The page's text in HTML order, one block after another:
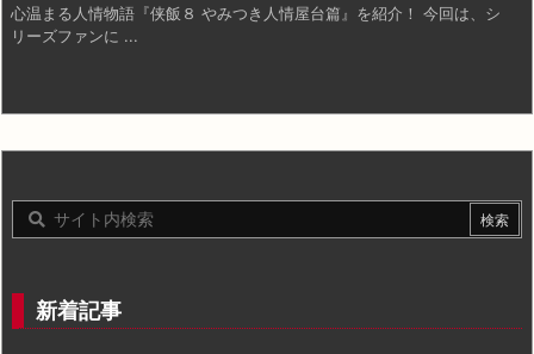
心温まる人情物語『侠飯８ やみつき人情屋台篇』を紹介！ 今回は、シ
リーズファンに ...
新着記事